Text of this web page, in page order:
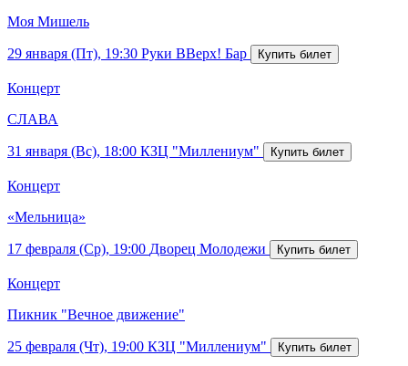
Моя Мишель
29 января (Пт), 19:30 Руки ВВерх! Бар
Концерт
СЛАВА
31 января (Вс), 18:00 КЗЦ "Миллениум"
Концерт
«Мельница»
17 февраля (Ср), 19:00 Дворец Молодежи
Концерт
Пикник "Вечное движение"
25 февраля (Чт), 19:00 КЗЦ "Миллениум"